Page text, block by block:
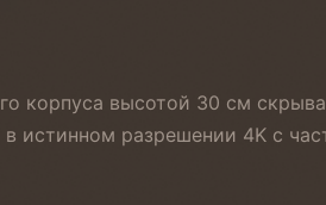
корпуса высотой 30 см
истинном разрешении 4K с